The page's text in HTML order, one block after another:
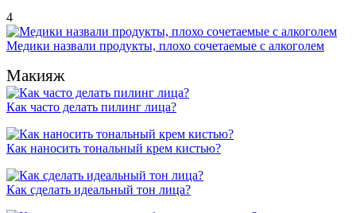
4
Медики назвали продукты, плохо сочетаемые с алкоголем
Макияж
Как часто делать пилинг лица?
Как наносить тональный крем кистью?
Как сделать идеальный тон лица?